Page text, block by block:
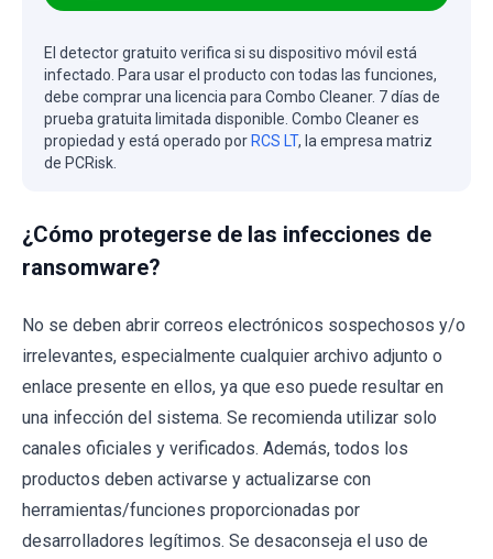
El detector gratuito verifica si su dispositivo móvil está
infectado. Para usar el producto con todas las funciones,
debe comprar una licencia para Combo Cleaner. 7 días de
prueba gratuita limitada disponible. Combo Cleaner es
propiedad y está operado porRCS LT, la empresa matriz
de PCRisk.
¿Cómo protegerse de las infecciones de
ransomware?
No se deben abrir correos electrónicos sospechosos y/o
irrelevantes, especialmente cualquier archivo adjunto o
enlace presente en ellos, ya que eso puede resultar en
una infección del sistema. Se recomienda utilizar solo
canales oficiales y verificados. Además, todos los
productos deben activarse y actualizarse con
herramientas/funciones proporcionadas por
desarrolladores legítimos. Se desaconseja el uso de